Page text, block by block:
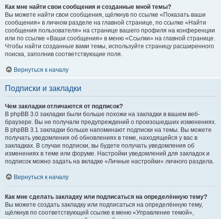
Как мне найти свои сообщения и созданные мной темы?
Вы можете найти свои сообщения, щёлкнув по ссылке «Показать ваши
сообщения» в личном разделе на главной странице, по ссылке «Найти
сообщения пользователя» на странице вашего профиля на конференции
или по ссылке «Ваши сообщения» в меню «Ссылки» на главной странице.
Чтобы найти созданные вами темы, используйте страницу расширенного
поиска, заполнив соответствующие поля.
Вернуться к началу
Подписки и закладки
Чем закладки отличаются от подписок?
В phpBB 3.0 закладки были больше похожи на закладки в вашем веб-
браузере. Вы не получали предупреждений о произошедших изменениях.
В phpBB 3.1 закладки больше напоминают подписки на темы. Вы можете
получать уведомления об обновлениях в теме, находящейся у вас в
закладках. В случае подписки, вы будете получать уведомления об
изменениях в теме или форуме. Настройки уведомлений для закладок и
подписок можно задать на вкладке «Личные настройки» личного раздела.
Вернуться к началу
Как мне сделать закладку или подписаться на определённую тему?
Вы можете создать закладку или подписаться на определённую тему,
щёлкнув по соответствующей ссылке в меню «Управление темой»,